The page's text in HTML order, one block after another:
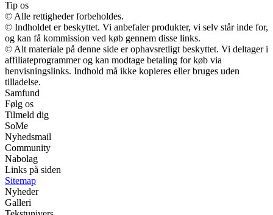
Tip os
© Alle rettigheder forbeholdes.
© Indholdet er beskyttet. Vi anbefaler produkter, vi selv står inde for,
og kan få kommission ved køb gennem disse links.
© Alt materiale på denne side er ophavsretligt beskyttet. Vi deltager i
affiliateprogrammer og kan modtage betaling for køb via
henvisningslinks. Indhold må ikke kopieres eller bruges uden
tilladelse.
Samfund
Følg os
Tilmeld dig
SoMe
Nyhedsmail
Community
Nabolag
Links på siden
Sitemap
Nyheder
Galleri